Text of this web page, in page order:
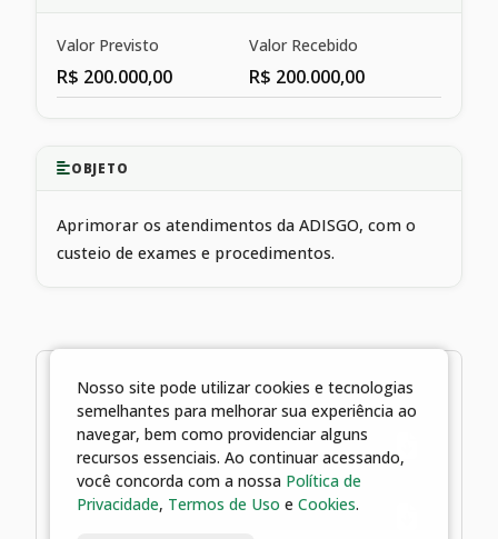
Valor Previsto
R$ 200.000,00
Valor Recebido
R$ 200.000,00
OBJETO
Aprimorar os atendimentos da ADISGO, com o
custeio de exames e procedimentos.
3 arquivos
26/06/2025 15:23 | Termo de
Convênio 01 -2020
26/06/2025 15:23 | Portaria Nº 3.776
Nosso site pode utilizar cookies e tecnologias
semelhantes para melhorar sua experiência ao
navegar, bem como providenciar alguns
recursos essenciais. Ao continuar acessando,
você concorda com a nossa Política de
Privacidade, Termos de Uso e Cookies.